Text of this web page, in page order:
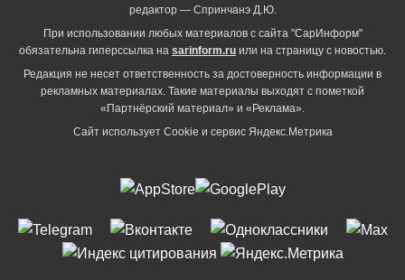
редактор — Спринчанэ Д.Ю.
При использовании любых материалов с сайта "СарИнформ"
обязательна гиперссылка на sarinform.ru или на страницу с новостью.
Редакция не несет ответственность за достоверность информации в
рекламных материалах. Такие материалы выходят с пометкой
«Партнёрский материал» и «Реклама».
Сайт использует Cookie и сервиc Яндекс.Метрика